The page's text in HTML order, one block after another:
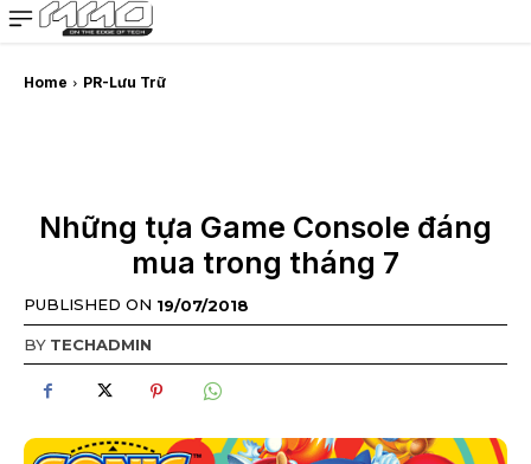
MMOSITE - Thông tin công nghệ
Bài viết nổi bật
Home PR-Lưu Trữ
Những tựa Game Console đáng
mua trong tháng 7
PUBLISHED ON 19/07/2018
BY TECHADMIN